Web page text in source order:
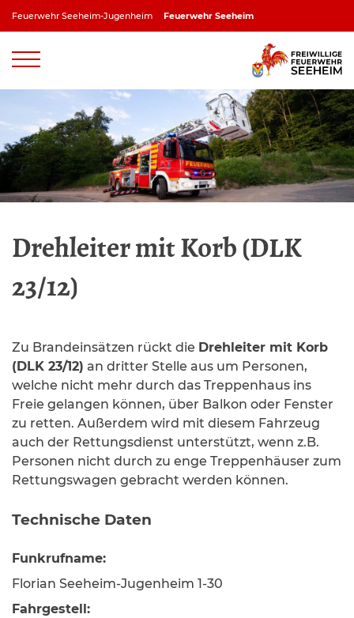
Feuerwehr Seeheim-Jugenheim Feuerwehr Seeheim
Drehleiter mit Korb (DLK
23/12)
Zu Brandeinsätzen rückt die Drehleiter mit Korb
(DLK 23/12) an dritter Stelle aus um Personen,
welche nicht mehr durch das Treppenhaus ins
Freie gelangen können, über Balkon oder Fenster
zu retten. Außerdem wird mit diesem Fahrzeug
auch der Rettungsdienst unterstützt, wenn z.B.
Personen nicht durch zu enge Treppenhäuser zum
Rettungswagen gebracht werden können.
Technische Daten
Funkrufname:
Florian Seeheim-Jugenheim 1-30
Fahrgestell: